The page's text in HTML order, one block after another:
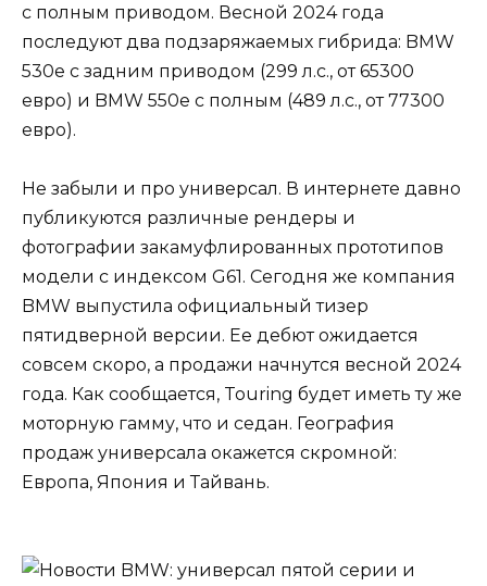
с полным приводом. Весной 2024 года
последуют два подзаряжаемых гибрида: BMW
530e с задним приводом (299 л.с., от 65300
евро) и BMW 550e с полным (489 л.с., от 77300
евро).
Не забыли и про универсал. В интернете давно
публикуются различные рендеры и
фотографии закамуфлированных прототипов
модели с индексом G61. Сегодня же компания
BMW выпустила официальный тизер
пятидверной версии. Ее дебют ожидается
совсем скоро, а продажи начнутся весной 2024
года. Как сообщается, Touring будет иметь ту же
моторную гамму, что и седан. География
продаж универсала окажется скромной:
Европа, Япония и Тайвань.